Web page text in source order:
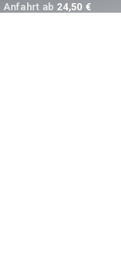
Anfahrt ab 24,50 €